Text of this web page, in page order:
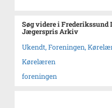
Søg videre i
Jægerspris Arkiv
Ukendt, Foreningen,
Kørelæren
foreningen